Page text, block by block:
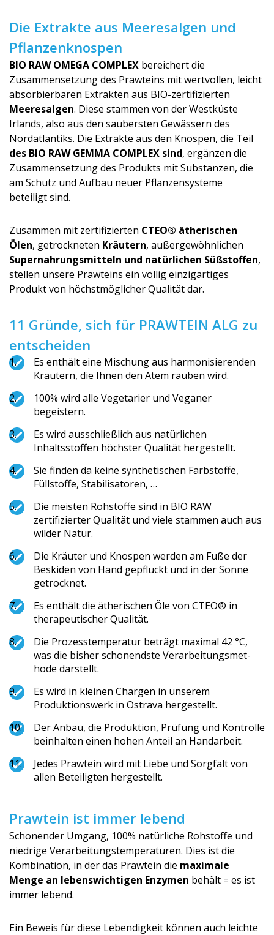
Die Extrakte aus Meeresalgen und
Pflanzenknospen
BIO RAW OMEGA COMPLEX bereichert die
Zusammensetzung des Prawteins mit wertvollen, leicht
absorbierbaren Extrakten aus BIO-zertifizierten
Meeresalgen. Diese stammen von der Westküste
Irlands, also aus den saubersten Gewässern des
Nordatlantiks. Die Extrakte aus den Knospen, die Teil
des BIO RAW GEMMA COMPLEX sind, ergänzen die
Zusammensetzung des Produkts mit Substanzen, die
am Schutz und Aufbau neuer Pflanzensysteme
beteiligt sind.
Zusammen mit zertifizierten CTEO® ätherischen
Ölen, getrockneten Kräutern, außergewöhnlichen
Supernahrungsmit­teln und natürlichen Süßstoffen,
stellen unsere Prawteins ein völlig einzigartiges
Produkt von höchstmöglicher Qualität dar.
11 Gründe, sich für PRAWTEIN ALG zu
entscheiden
Es enthält eine Mischung aus harmonisierenden
Kräutern, die Ihnen den Atem rauben wird.
100% wird alle Vegetarier und Veganer
begeistern.
Es wird ausschließlich aus natürlichen
Inhaltsstoffen höchster Qualität hergestellt.
Sie finden da keine synthetischen Farbstoffe,
Füllstoffe, Stabilisatoren, …
Die meisten Rohstoffe sind in BIO RAW
zertifizierter Qualität und viele stammen auch aus
wilder Natur.
Die Kräuter und Knospen werden am Fuße der
Beskiden von Hand gepflückt und in der Sonne
getrocknet.
Es enthält die ätherischen Öle von CTEO® in
therapeutischer Qualität.
Die Prozesstemperatur beträgt maximal 42 °C,
was die bisher schonendste Verarbeitungsmet­
hode darstellt.
Es wird in kleinen Chargen in unserem
Produktionswerk in Ostrava hergestellt.
Der Anbau, die Produktion, Prüfung und Kontrolle
beinhalten einen hohen Anteil an Handarbeit.
Jedes Prawtein wird mit Liebe und Sorgfalt von
allen Beteiligten hergestellt.
Prawtein ist immer lebend
Schonender Umgang, 100% natürliche Rohstoffe und
niedrige Verarbeitungstem­peraturen. Dies ist die
Kombination, in der das Prawtein die maximale
Menge an lebenswichtigen Enzymen behält = es ist
immer lebend.
Ein Beweis für diese Lebendigkeit können auch leichte